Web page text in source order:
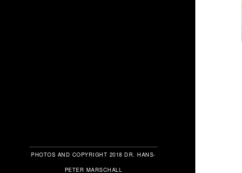
PHOTOS AND COPYRIGHT 2018 DR. HANS-
PETER MARSCHALL